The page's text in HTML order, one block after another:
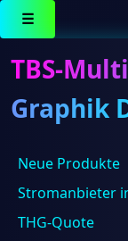
☰
TBS-
Graphik
Neue Produkte
Stromanbieter
THG-Quote
Ergebnisse 1 – 16